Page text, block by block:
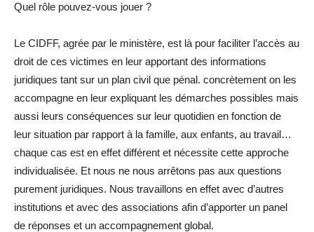
Quel rôle pouvez-vous jouer ?
Le CIDFF, agrée par le ministère, est là pour faciliter l’accès au
droit de ces victimes en leur apportant des informations
juridiques tant sur un plan civil que pénal. concrètement on les
accompagne en leur expliquant les démarches possibles mais
aussi leurs conséquences sur leur quotidien en fonction de
leur situation par rapport à la famille, aux enfants, au travail…
chaque cas est en effet différent et nécessite cette approche
individualisée. Et nous ne nous arrêtons pas aux questions
purement juridiques. Nous travaillons en effet avec d’autres
institutions et avec des associations afin d’apporter un panel
de réponses et un accompagnement global.